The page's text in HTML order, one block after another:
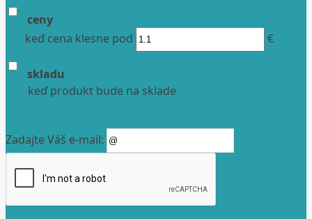
ceny
keď cena klesne pod
€
skladu
keď produkt bude na sklade
Zadajte Váš e-mail: